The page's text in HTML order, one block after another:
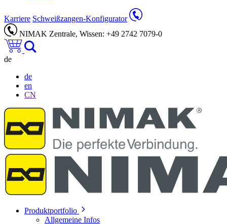
Karriere Schweißzangen-Konfigurator
NIMAK Zentrale, Wissen: +49 2742 7079-0
de
de
en
CN
Produktportfolio
Allgemeine Infos